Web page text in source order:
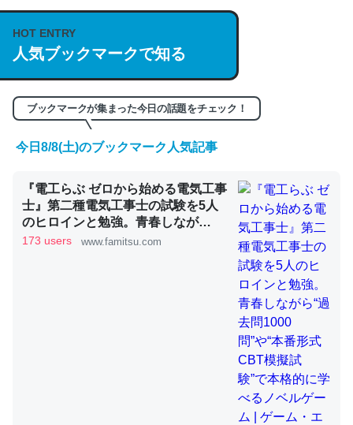
説してる記事が少ないので貴重な良記事。/続編来た
https://isobe324649.hatenablog.com/entry/2023/03/27
/064121
─GPTの仕組みと限界についての考察（１） - conceptualization
くらい。小説でいう「ずっと前の伏線」は回収されないけ
ど、短期記憶というには多い分量。進化すればするほど分
かりやすく強くなりそう
─GPTの仕組みと限界についての考察（１） - conceptualization
昆虫ってカルシウム少ないのか。知らんかった。調べたら
コオロギのカルシウム分はエビの600分の1程度。
─ニュース :: 【研究発表】昆虫学の大問題＝「昆虫はなぜ海にいな
HOT ENTRY
人気ブックマークで知る
ブックマークが集まった今日の話題をチェック！
今日8/8(土)のブックマーク人気記事
『電工らぶ ゼロから始める電気工事
士』第二種電気工事士の試験を5人
のヒロインと勉強。青春しなが
ら“過去問1000問”や“本番形式CBT
173 users www.famitsu.com